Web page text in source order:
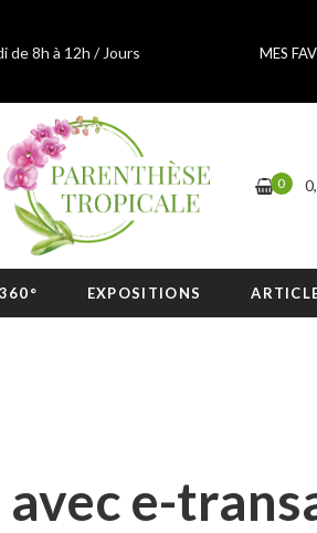
de 8h à 12h / Jours
MES
0
EXPOSITIONS
e-